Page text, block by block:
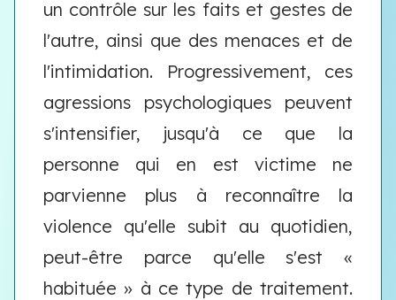
un contrôle sur les faits et gestes de
l'autre, ainsi que des menaces et de
l'intimidation. Progressivement, ces
agressions psychologiques peuvent
s'intensifier, jusqu'à ce que la
personne qui en est victime ne
parvienne plus à reconnaître la
violence qu'elle subit au quotidien,
peut-être parce qu'elle s'est «
habituée » à ce type de traitement.